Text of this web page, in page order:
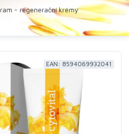
- regenerační krémy
EAN: 8594069932041